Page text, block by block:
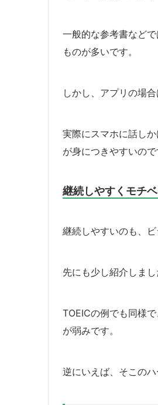
一般的な参考書など
ものが多いです。
しかし、アプリの場
実際にスマホに話し
が身につきやすいので
継続しやすくモチ
継続しやすいのも、
先にも少し紹介しま
TOEICの例でも同様
が弱みです。
逆にいえば、そこの